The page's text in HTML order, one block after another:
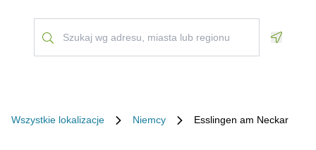
Wszystkie lokalizacje Niemcy Esslingen am Neckar